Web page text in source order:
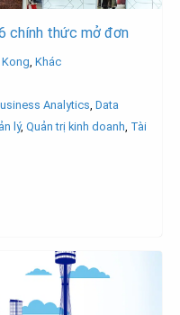
chính thức mở đơn
, Khác
Analytics, Data
lý, Quản trị kinh doanh, Tài